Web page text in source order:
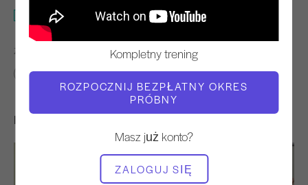
Kompletny trening
ROZPOCZNIJ BEZPŁATNY OKRES
PRÓBNY
Masz już konto?
ZALOGUJ SIĘ
Mata
ZNAJDŹ PODOBNE KLASY DLA
Podstawowy
10 - 20 min Mata
Inne treningi, które mogą Ci się spodobać